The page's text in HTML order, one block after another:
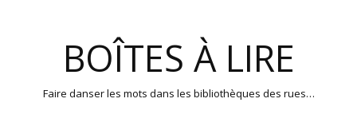
BOÎTES À LIRE
Faire danser les mots dans les bibliothèques des rues…